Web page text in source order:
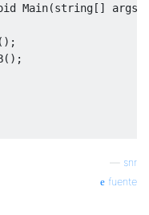
Main(string[] args
();
();
snr
fuente